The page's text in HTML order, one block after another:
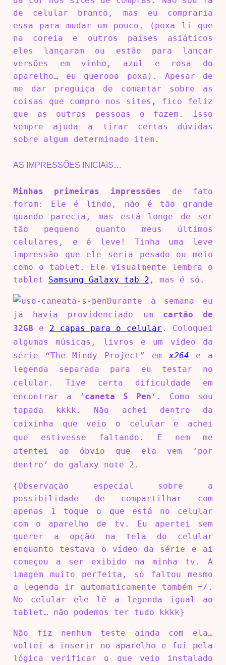
de celular branco, mas eu compraria
essa para mudar um pouco. (poxa li que
na coreia e outros países asiáticos
eles lançaram ou estão para lançar
versões em vinho, azul e rosa do
aparelho… eu querooo poxa). Apesar de
me dar preguiça de comentar sobre as
coisas que compro nos sites, fico feliz
que as outras pessoas o fazem. Isso
sempre ajuda a tirar certas dúvidas
sobre algum determinado item.
AS IMPRESSÕES INICIAIS…
Minhas primeiras impressões de fato
foram: Ele é lindo, não é tão grande
quando parecia, mas está longe de ser
tão pequeno quanto meus últimos
celulares, e é leve! Tinha uma leve
impressão que ele seria pesado ou meio
como o tablet. Ele visualmente lembra o
tablet Samsung Galaxy tab 2 , mas é só.
Durante a semana eu
já havia providenciado um cartão de
32GB e 2 capas para o celular . Coloquei
algumas músicas, livros e um vídeo da
série “The Mindy Project” emx264 e a
legenda separada para eu testar no
celular. Tive certa dificuldade em
encontrar a ‘ caneta S Pen ‘. Como sou
tapada kkkk. Não achei dentro da
caixinha que veio o celular e achei
que estivesse faltando. E nem me
atentei ao óbvio que ela vem ‘por
dentro’ do galaxy note 2.
{Observação especial sobre a
possibilidade de compartilhar com
apenas 1 toque o que está no celular
com o aparelho de tv. Eu apertei sem
querer a opção na tela do celular
enquanto testava o vídeo da série e ai
começou a ser exibido na minha tv. A
imagem muito perfeita, só faltou mesmo
a legenda ir automaticamente também =/.
No celular ele lê a legenda igual ao
tablet… não podemos ter tudo kkkk}
Não fiz nenhum teste ainda com ela…
voltei a inserir no aparelho e fui pela
lógica verificar o que veio instalado